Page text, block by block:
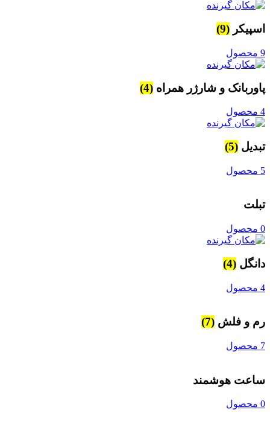
اسپیکر (9)
9 محصول
پاوربانک و شارژر همراه (4)
4 محصول
تبدیل (5)
5 محصول
تبلت
0 محصول
دانگل (4)
4 محصول
رم و فلش (7)
7 محصول
ساعت هوشمند
0 محصول